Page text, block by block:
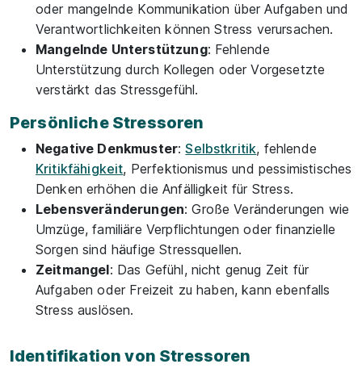
oder mangelnde Kommunikation über Aufgaben und
Verantwortlichkeiten können Stress verursachen.
Mangelnde Unterstützung: Fehlende
Unterstützung durch Kollegen oder Vorgesetzte
verstärkt das Stressgefühl.
Persönliche Stressoren
Negative Denkmuster:Selbstkritik, fehlende
Kritikfähigkeit, Perfektionismus und pessimistisches
Denken erhöhen die Anfälligkeit für Stress.
Lebensveränderungen: Große Veränderungen wie
Umzüge, familiäre Verpflichtungen oder finanzielle
Sorgen sind häufige Stressquellen.
Zeitmangel: Das Gefühl, nicht genug Zeit für
Aufgaben oder Freizeit zu haben, kann ebenfalls
Stress auslösen.
Identifikation von Stressoren